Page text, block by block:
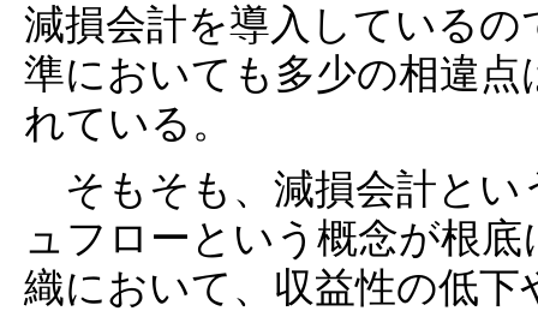
減損会計を導入している
準においても多少の相違
れている。
そもそも、減損会計とい
ュフローという概念が根
織において、収益性の低